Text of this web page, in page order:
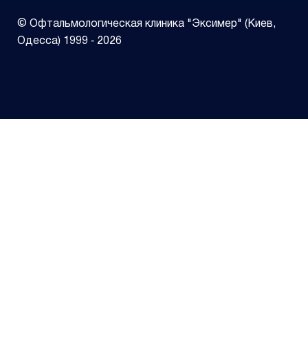
© Офтальмологическая клиника "Эксимер" (Киев,
Одесса) 1999 ‑ 2026